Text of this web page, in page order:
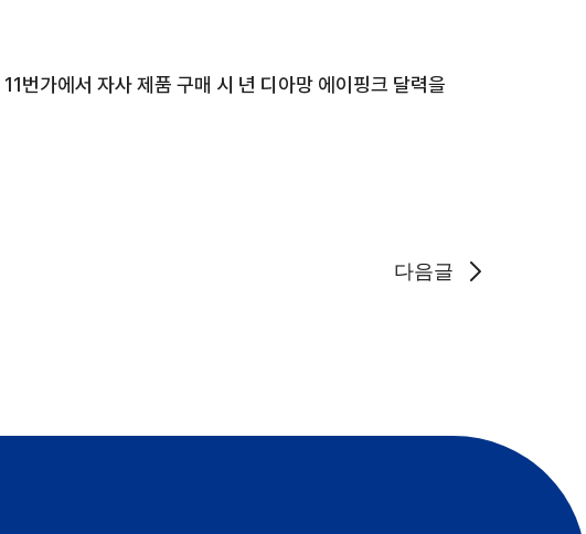
11번가에서 자사 제품 구매 시 년 디아망 에이핑크 달력을
다음글